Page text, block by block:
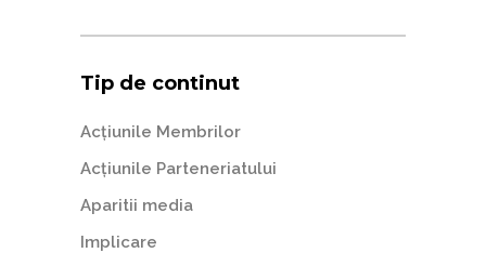
Tip de continut
Acțiunile Membrilor
Acțiunile Parteneriatului
Aparitii media
Implicare